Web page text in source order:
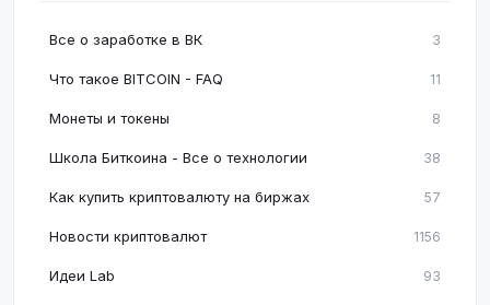
Все о заработке в ВК 3
Что такое BITCOIN - FAQ 11
Монеты и токены 8
Школа Биткоина - Все о технологии 38
Как купить криптовалюту на биржах 57
Новости криптовалют 1156
Идеи Lab 93